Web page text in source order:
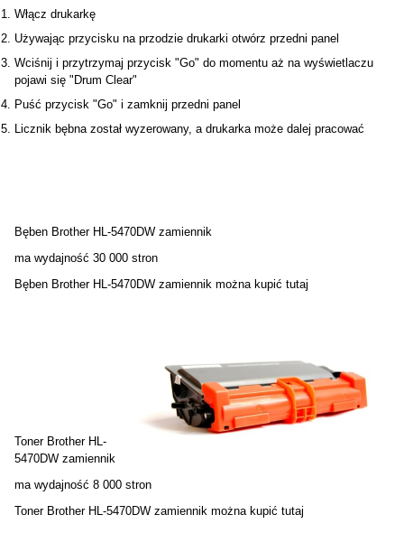
Włącz drukarkę
Używając przycisku na przodzie drukarki otwórz przedni panel
Wciśnij i przytrzymaj przycisk "Go" do momentu aż na wyświetlaczu
pojawi się "Drum Clear"
Puść przycisk "Go" i zamknij przedni panel
Licznik bębna został wyzerowany, a drukarka może dalej pracować
Bęben Brother HL-5470DW zamiennik
ma wydajność 30 000 stron
Bęben Brother HL-5470DW zamiennik można kupićtutaj
Toner Brother HL-
5470DW zamiennik
ma wydajność 8 000 stron
Toner Brother HL-5470DW zamiennik można kupićtutaj